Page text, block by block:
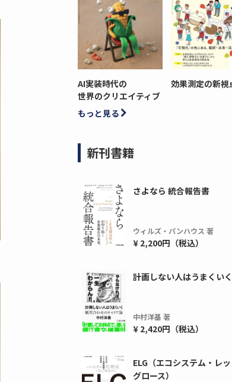
AI実装時代の
世界のクリエイティブ
効果測定の新視
もっと見る
新刊書籍
さよなら 統合報告書
ウィルズ・パンハウス 著
¥ 2,200円（税込）
計画しない人はうまくいく
中村洋基 著
¥ 2,420円（税込）
ELG（エコシステム・レッ
グロース）